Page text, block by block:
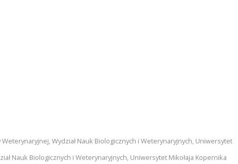
Wydział Nauk Biologicznych i Weterynaryjnych, Uniwersytet
Nauk Biologicznych i Weterynaryjnych, Uniwersytet Mikołaja Kopernika